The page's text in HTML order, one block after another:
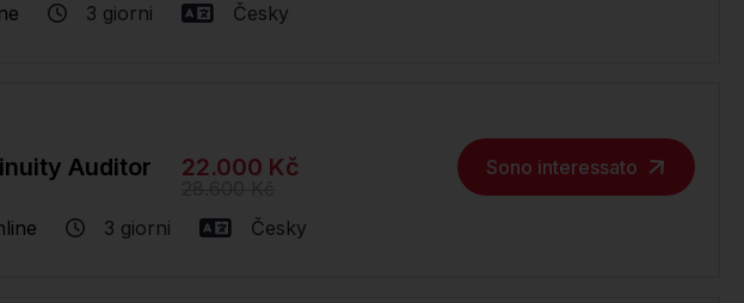
3 giorni Česky
Auditor
3 giorni Česky
22.000 Kč Sono interessato